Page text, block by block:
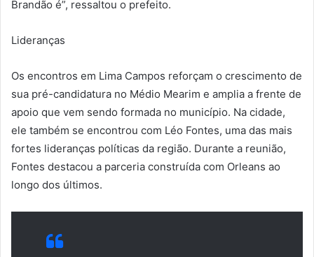
Brandão é”, ressaltou o prefeito.
Lideranças
Os encontros em Lima Campos reforçam o crescimento de
sua pré-candidatura no Médio Mearim e amplia a frente de
apoio que vem sendo formada no município. Na cidade,
ele também se encontrou com Léo Fontes, uma das mais
fortes lideranças políticas da região. Durante a reunião,
Fontes destacou a parceria construída com Orleans ao
longo dos últimos.